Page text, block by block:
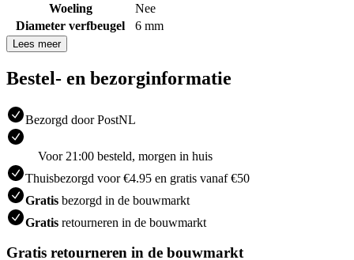
Woeling
Nee
Diameter verfbeugel
6 mm
Lees meer
Bestel- en bezorginformatie
Bezorgd door PostNL
Voor 21:00 besteld, morgen in huis
Thuisbezorgd voor €4.95 en gratis vanaf €50
Gratis bezorgd in de bouwmarkt
Gratis retourneren in de bouwmarkt
Gratis retourneren in de bouwmarkt